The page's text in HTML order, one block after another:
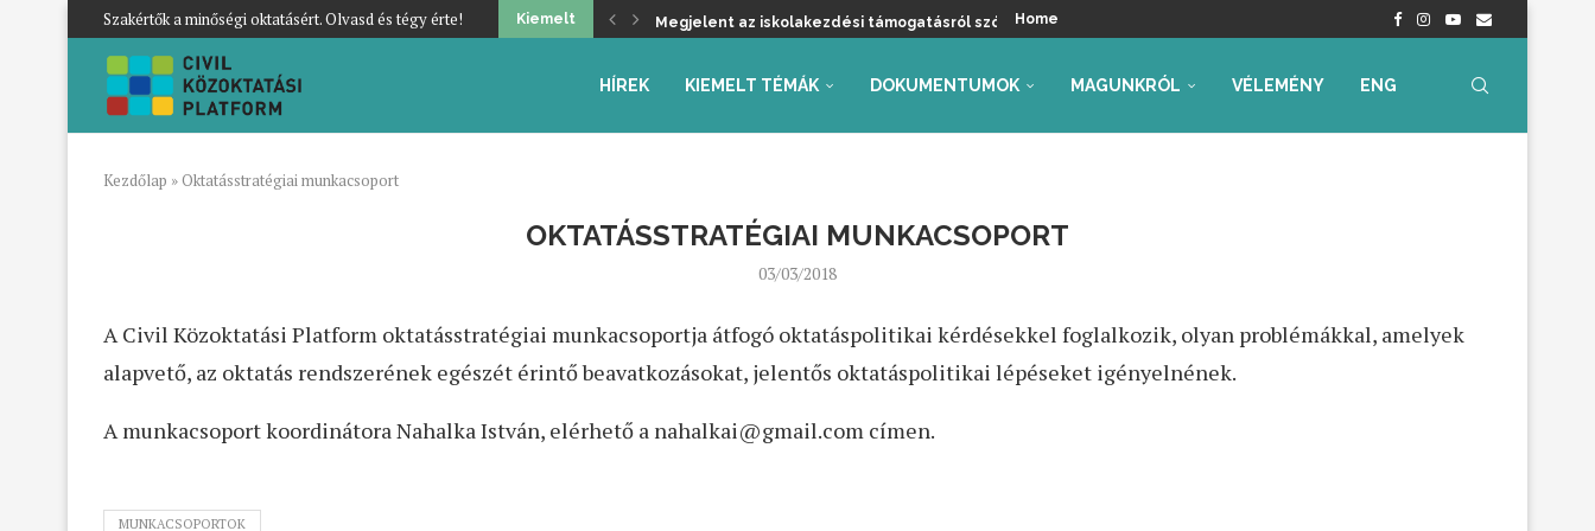
Szakértők a minőségi oktatásért. Olvasd és tégy érte! Kiemelt Megjelent az iskolakezdési támogatásról szóló kormányrendelet – Értékelés...
Home
HÍREK KIEMELT TÉMÁK DOKUMENTUMOK MAGUNKRÓL VÉLEMÉNY ENG
Kezdőlap » Oktatásstratégiai munkacsoport
OKTATÁSSTRATÉGIAI MUNKACSOPORT
03/03/2018
A Civil Közoktatási Platform oktatásstratégiai munkacsoportja átfogó oktatáspolitikai kérdésekkel foglalkozik, olyan problémákkal, amelyek
alapvető, az oktatás rendszerének egészét érintő beavatkozásokat, jelentős oktatáspolitikai lépéseket igényelnének.
A munkacsoport koordinátora Nahalka István, elérhető a nahalkai@gmail.com címen.
MUNKACSOPORTOK